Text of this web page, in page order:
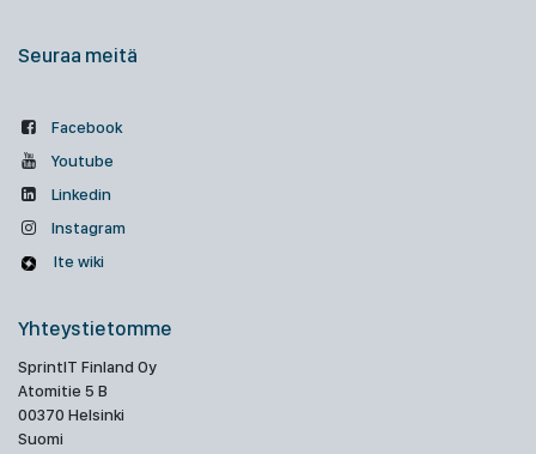
Seuraa meitä
Facebook
Youtube
Linkedin
Instagram
Ite wiki
Yhteystietomme
SprintIT Finland Oy
Atomitie 5 B
00370 Helsinki
Suomi